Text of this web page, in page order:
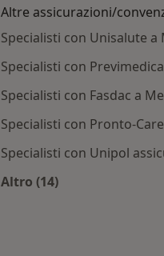
Altre assicurazioni/
Specialisti con Unisalute a
Specialisti con
Specialisti con Fasdac a
Specialisti con Pronto-
Specialisti con Unipol
Altro (14)